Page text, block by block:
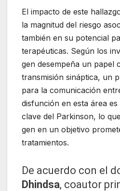
El impacto de este
la magnitud del riesgo
también en su potencial
terapéuticas. Según los
gen desempeña un papel
transmisión sináptica, un
para la comunicación
disfunción en esta área
clave del Parkinson, lo
gen en un objetivo
tratamientos.
De acuerdo con el
Dhindsa, coautor